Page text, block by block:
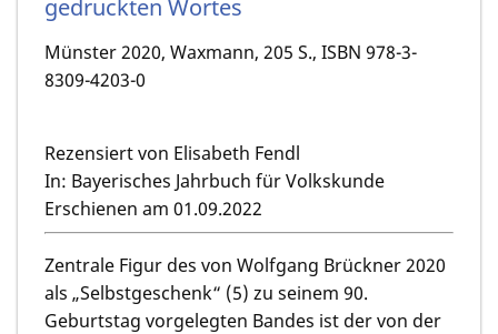
gedruckten Wortes
Münster 2020, Waxmann, 205 S., ISBN 978-3-
8309-4203-0
Rezensiert von Elisabeth Fendl
In: Bayerisches Jahrbuch für Volkskunde
Erschienen am 01.09.2022
Zentrale Figur des von Wolfgang Brückner 2020
als „Selbstgeschenk“ (5) zu seinem 90.
Geburtstag vorgelegten Bandes ist der von der